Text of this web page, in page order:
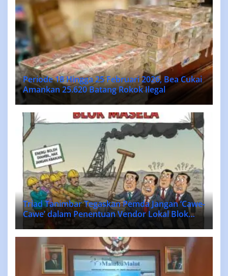
Periode 18 Hingga 25 Februari 2026, Bea Cukai
Amankan 25.620 Batang Rokok Ilegal
Triad Tanimbar Tegaskan Pemda Jangan ‘Cawe-
Cawe’ dalam Penentuan Vendor Lokal Blok
MASELA.